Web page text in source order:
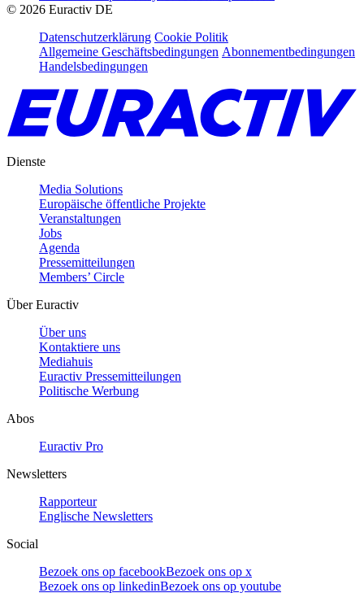
© 2026 Euractiv DE
Datenschutzerklärung Cookie Politik
Allgemeine Geschäftsbedingungen Abonnementbedingungen
Handelsbedingungen
Dienste
Media Solutions
Europäische öffentliche Projekte
Veranstaltungen
Jobs
Agenda
Pressemitteilungen
Members’ Circle
Über Euractiv
Über uns
Kontaktiere uns
Mediahuis
Euractiv Pressemitteilungen
Politische Werbung
Abos
Euractiv Pro
Newsletters
Rapporteur
Englische Newsletters
Social
Bezoek ons op facebookBezoek ons op x
Bezoek ons op linkedinBezoek ons op youtube